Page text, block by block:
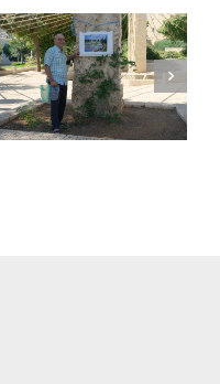
Corona Virus, &
Philippines VS Thailand.
וירוס הקורונה, מהפיליפינים
לתאילנד